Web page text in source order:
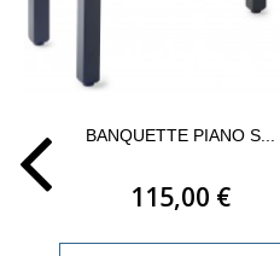
BANQUETTE PIANO S...
115,00 €